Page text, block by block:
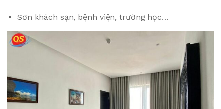
Sơn khách sạn, bệnh viện, trường học…